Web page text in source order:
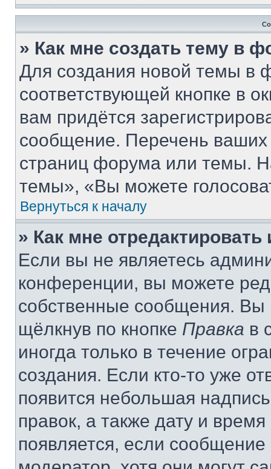
» Как мне создать тему в
Для создания новой темы в
соответствующей кнопке в
вам придётся
сообщение. Перечень ваших
страниц форума или темы.
темы», «Вы можете
Вернуться к началу
» Как мне
Если вы не являетесь
конференции, вы можете
собственные сообщения. Вы
щёлкнув по кнопке Правка в
иногда только в течение
создания. Если кто-то уже
появится небольшая
правок, а также дату и
появляется, если